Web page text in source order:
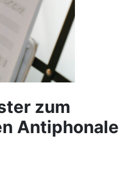
zum
Antiphonale